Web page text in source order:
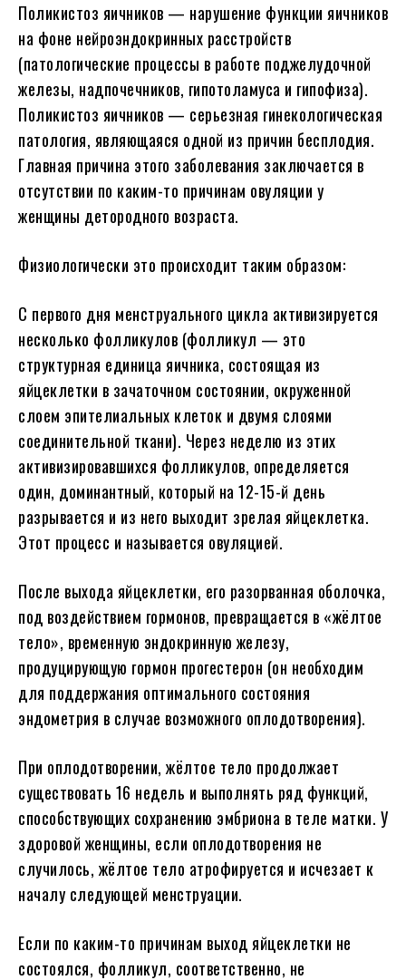
Поликистоз яичников — нарушение функции яичников
на фоне нейроэндокринных расстройств
(патологические процессы в работе поджелудочной
железы, надпочечников, гипотоламуса и гипофиза).
Поликистоз яичников — серьезная гинекологическая
патология, являющаяся одной из причин бесплодия.
Главная причина этого заболевания заключается в
отсутствии по каким-то причинам овуляции у
женщины детородного возраста.
Физиологически это происходит таким образом:
С первого дня менструального цикла активизируется
несколько фолликулов (фолликул — это
структурная единица яичника, состоящая из
яйцеклетки в зачаточном состоянии, окруженной
слоем эпителиальных клеток и двумя слоями
соединительной ткани). Через неделю из этих
активизировавшихся фолликулов, определяется
один, доминантный, который на 12-15-й день
разрывается и из него выходит зрелая яйцеклетка.
Этот процесс и называется овуляцией.
После выхода яйцеклетки, его разорванная оболочка,
под воздействием гормонов, превращается в «жёлтое
тело», временную эндокринную железу,
продуцирующую гормон прогестерон (он необходим
для поддержания оптимального состояния
эндометрия в случае возможного оплодотворения).
При оплодотворении, жëлтое тело продолжает
существовать 16 недель и выполнять ряд функций,
способствующих сохранению эмбриона в теле матки. У
здоровой женщины, если оплодотворения не
случилось, жëлтое тело атрофируется и исчезает к
началу следующей менструации.
Если по каким-то причинам выход яйцеклетки не
состоялся, фолликул, соответственно, не